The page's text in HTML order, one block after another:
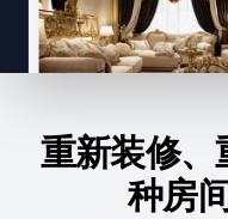
重新装修、
种房